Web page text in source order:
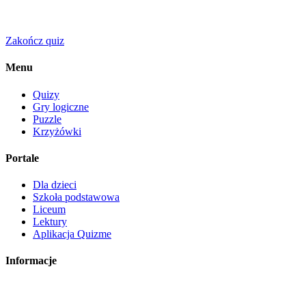
Zakończ quiz
Menu
Quizy
Gry logiczne
Puzzle
Krzyżówki
Portale
Dla dzieci
Szkoła podstawowa
Liceum
Lektury
Aplikacja Quizme
Informacje